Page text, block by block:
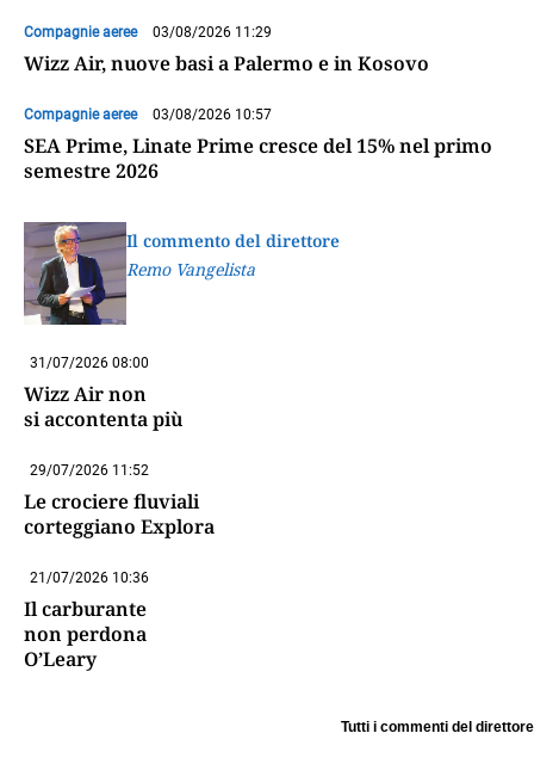
Compagnie aeree 03/08/2026 11:29
Wizz Air, nuove basi a Palermo e in Kosovo
Compagnie aeree 03/08/2026 10:57
SEA Prime, Linate Prime cresce del 15% nel primo
semestre 2026
Il commento del direttore
Remo Vangelista
31/07/2026 08:00
Wizz Air non
si accontenta più
29/07/2026 11:52
Le crociere fluviali
corteggiano Explora
21/07/2026 10:36
Il carburante
non perdona
O’Leary
Tutti i commenti del direttore